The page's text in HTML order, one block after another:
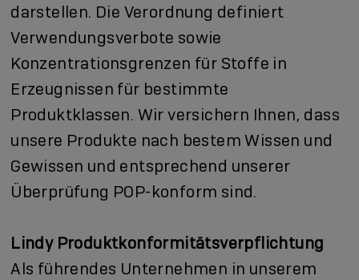
darstellen. Die Verordnung definiert
Verwendungsverbote sowie
Konzentrationsgrenzen für Stoffe in
Erzeugnissen für bestimmte
Produktklassen. Wir versichern Ihnen, dass
unsere Produkte nach bestem Wissen und
Gewissen und entsprechend unserer
Überprüfung POP-konform sind.
Lindy Produktkonformitätsverpflichtung
Als führendes Unternehmen in unserem